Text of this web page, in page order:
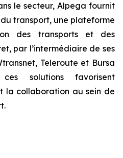
le secteur, Alpega fournit
transport, une plateforme
des transports et des
par l’intermédiaire de ses
Teleroute et Bursa
ces solutions favorisent
la collaboration au sein de